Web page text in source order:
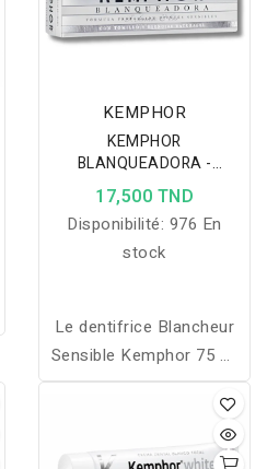
KEMPHOR
KEMPHOR
BLANQUEADORA -
DENTIFRICE POUR DENTS
SENSIBLES 75ML
17,500 TND
Disponibilité: 976 En
stock
Le dentifrice Blancheur
Sensible Kemphor 75 ml
élimine les taches,
sensibles et redonne